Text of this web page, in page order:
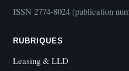
ISSN 2774-8024 (publication
RUBRIQUES
Leasing & LLD